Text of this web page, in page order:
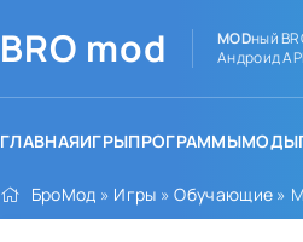
BRO mod MODный
Андроид
ГЛАВНАЯИГРЫПРОГРАММЫМОДЫ
БроМод » Игры »Обучающие »